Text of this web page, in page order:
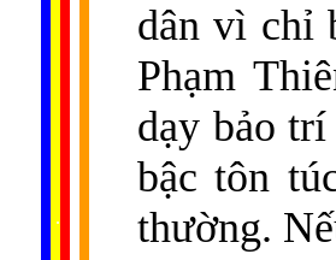
.
dân vì chỉ
Phạm
dạy bảo
bậc tôn
thường.